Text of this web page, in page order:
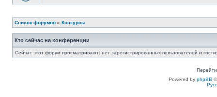
Список форумов » Конкурсы
Кто сейчас на конференции
Сейчас этот форум просматривают: нет зарегистрированных пользователей и
Powered by phpBB